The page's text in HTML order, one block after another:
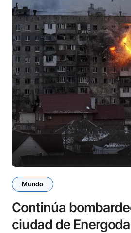
Mundo
Continúa
ciudad de